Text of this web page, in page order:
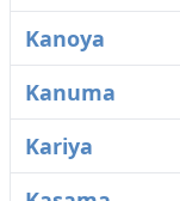
Kanoya
Kanuma
Kariya